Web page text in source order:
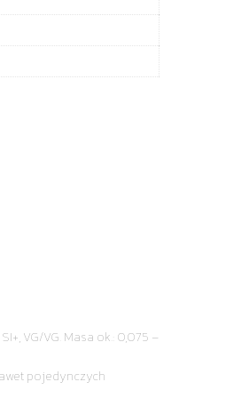
VG/VG. Masa ok.: 0,075 –
pojedynczych